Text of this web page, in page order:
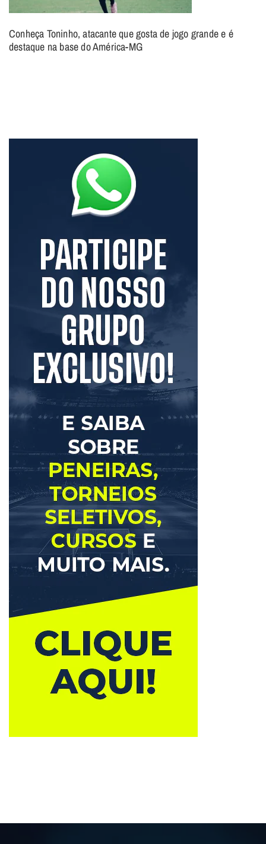
Conheça Toninho, atacante que gosta de jogo grande e é
destaque na base do América-MG